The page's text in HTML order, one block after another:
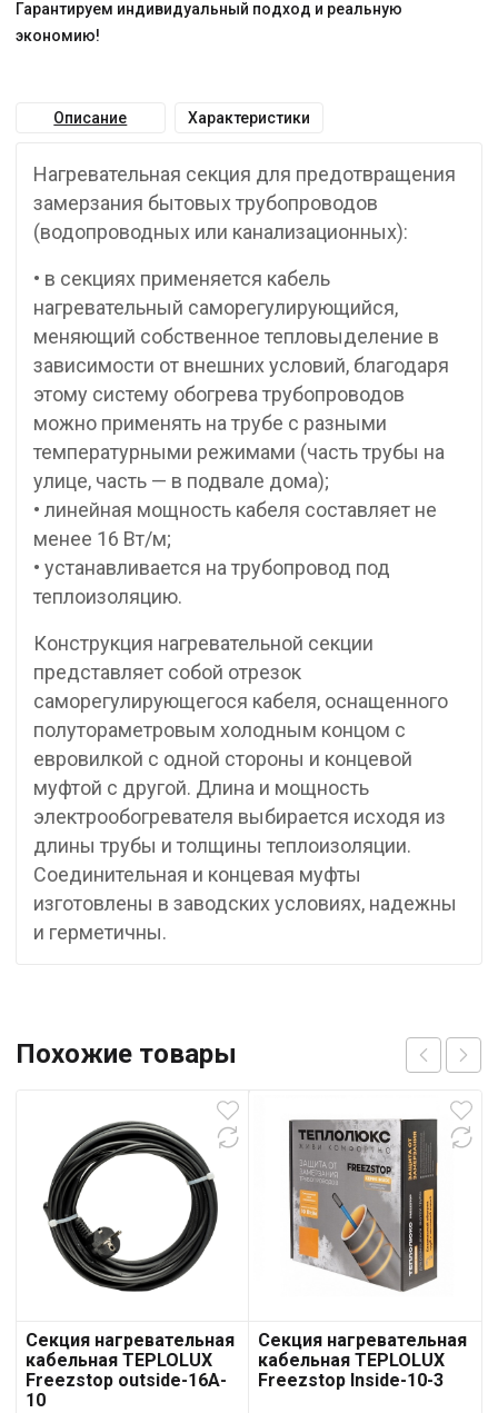
Гарантируем индивидуальный подход и реальную
экономию!
Описание Характеристики
Нагревательная секция для предотвращения
замерзания бытовых трубопроводов
(водопроводных или канализационных):
• в секциях применяется кабель
нагревательный саморегулирующийся,
меняющий собственное тепловыделение в
зависимости от внешних условий, благодаря
этому систему обогрева трубопроводов
можно применять на трубе с разными
температурными режимами (часть трубы на
улице, часть — в подвале дома);
• линейная мощность кабеля составляет не
менее 16 Вт/м;
• устанавливается на трубопровод под
теплоизоляцию.
Конструкция нагревательной секции
представляет собой отрезок
саморегулирующегося кабеля, оснащенного
полутораметровым холодным концом с
евровилкой с одной стороны и концевой
муфтой с другой. Длина и мощность
электрообогревателя выбирается исходя из
длины трубы и толщины теплоизоляции.
Соединительная и концевая муфты
изготовлены в заводских условиях, надежны
и герметичны.
Похожие товары
Секция нагревательная
кабельная TEPLOLUX
Freezstop outside-16A-
10
Секция нагревательная
кабельная TEPLOLUX
Freezstop Inside-10-3